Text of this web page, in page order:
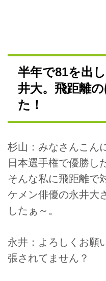
半年で81を出
井大。飛距離
た！
杉山：みなさんこん
日本選手権で優勝し
そんな私に飛距離で
ケメン俳優の永井大
したぁ～。
永井：よろしくお
張されてません？